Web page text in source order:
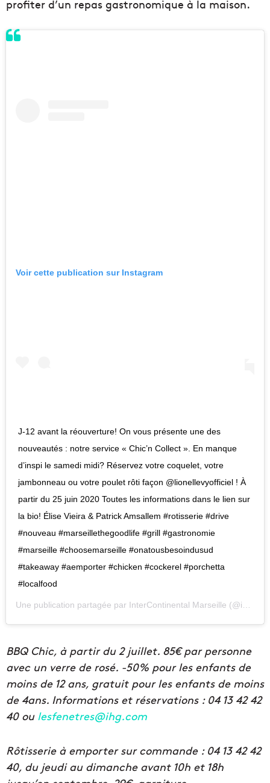
profiter d’un repas gastronomique à la maison.
Voir cette publication sur Instagram
J-12 avant la réouverture! On vous présente une des
nouveautés : notre service « Chic’n Collect ». En manque
d’inspi le samedi midi? Réservez votre coquelet, votre
jambonneau ou votre poulet rôti façon @lionellevyofficiel ! À
partir du 25 juin 2020 Toutes les informations dans le lien sur
la bio! Élise Vieira & Patrick Amsallem #rotisserie #drive
#nouveau #marseillethegoodlife #grill #gastronomie
#marseille #choosemarseille #onatousbesoindusud
#takeaway #aemporter #chicken #cockerel #porchetta
#localfood
Une publication partagée par InterContinental Marseille (@icmarseille) le
BBQ Chic, à partir du 2 juillet. 85€ par personne
avec un verre de rosé. -50% pour les enfants de
moins de 12 ans, gratuit pour les enfants de moins
de 4ans. Informations et réservations : 04 13 42 42
40 ou lesfenetres@ihg.com
Rôtisserie à emporter sur commande : 04 13 42 42
40, du jeudi au dimanche avant 10h et 18h